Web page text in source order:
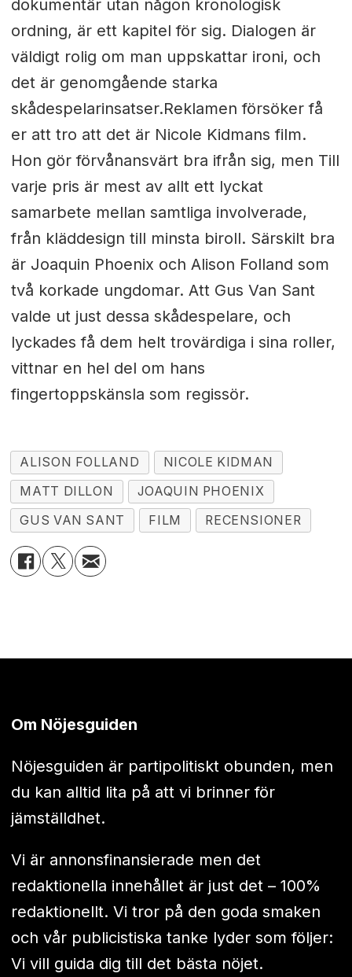
dokumentär utan någon kronologisk
ordning, är ett kapitel för sig. Dialogen är
väldigt rolig om man uppskattar ironi, och
det är genomgående starka
skådespelarinsatser.Reklamen försöker få
er att tro att det är Nicole Kidmans film.
Hon gör förvånansvärt bra ifrån sig, men Till
varje pris är mest av allt ett lyckat
samarbete mellan samtliga involverade,
från kläddesign till minsta biroll. Särskilt bra
är Joaquin Phoenix och Alison Folland som
två korkade ungdomar. Att Gus Van Sant
valde ut just dessa skådespelare, och
lyckades få dem helt trovärdiga i sina roller,
vittnar en hel del om hans
fingertoppskänsla som regissör.
ALISON FOLLAND
NICOLE KIDMAN
MATT DILLON
JOAQUIN PHOENIX
GUS VAN SANT
FILM RECENSIONER
Om Nöjesguiden
Nöjesguiden är partipolitiskt obunden, men
du kan alltid lita på att vi brinner för
jämställdhet.
Vi är annonsfinansierade men det
redaktionella innehållet är just det – 100%
redaktionellt. Vi tror på den goda smaken
och vår publicistiska tanke lyder som följer:
Vi vill guida dig till det bästa nöjet.